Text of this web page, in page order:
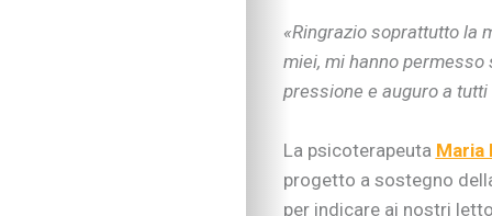
«Ringrazio soprattutto la
miei, mi hanno
pressione e auguro a
La psicoterapeuta Maria
progetto a sostegno
per indicare ai nostri